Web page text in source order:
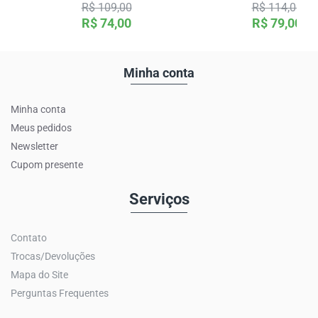
R$ 74,00
R$ 109,00
R$ 79,00
R$ 114,00
Minha conta
Minha conta
Meus pedidos
Newsletter
Cupom presente
Serviços
Contato
Trocas/Devoluções
Mapa do Site
Perguntas Frequentes